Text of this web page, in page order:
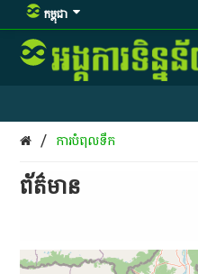
កម្ពុជា
/ ការបំពុលទឹក
ព័ត៌មាន​